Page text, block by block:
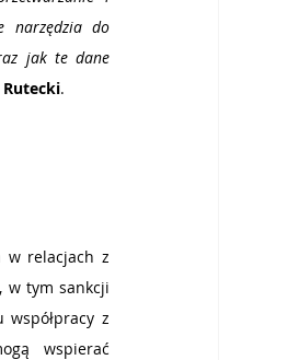
narzędzia do
jak te dane
.
w relacjach z
w tym sankcji
z
wspierać